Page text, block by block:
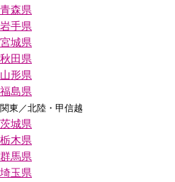
青森県
岩手県
宮城県
秋田県
山形県
福島県
関東／北陸・甲信越
茨城県
栃木県
群馬県
埼玉県